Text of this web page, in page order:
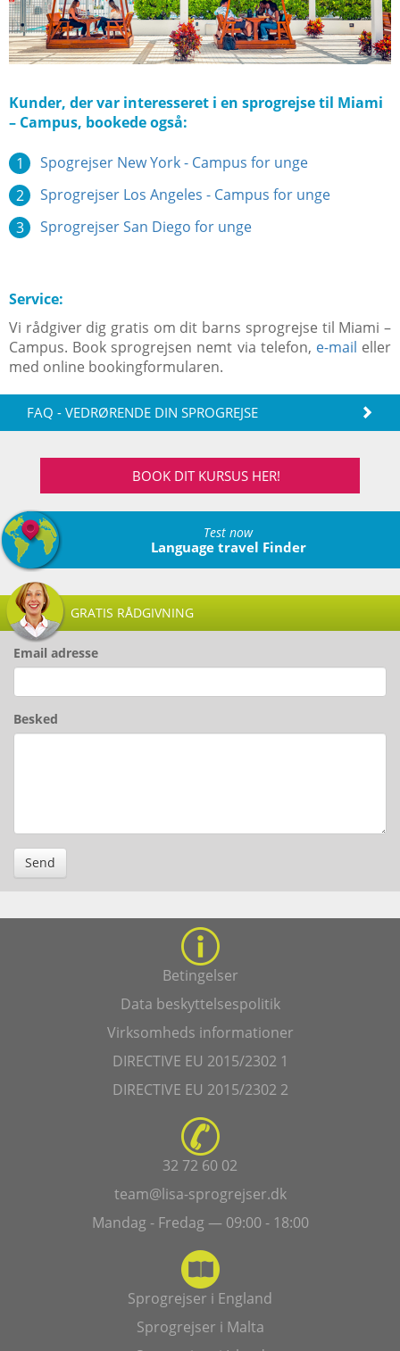
Kunder, der var interesseret i en sprogrejse til Miami
– Campus, bookede også:
Spogrejser New York - Campus for unge
Sprogrejser Los Angeles - Campus for unge
Sprogrejser San Diego for unge
Service:
Vi rådgiver dig gratis om dit barns sprogrejse til Miami –
Campus. Book sprogrejsen nemt via telefon, e-mail eller
med online bookingformularen.
FAQ - VEDRØRENDE DIN SPROGREJSE
BOOK DIT KURSUS HER!
Test now
Language travel Finder
GRATIS RÅDGIVNING
Email adresse
Besked
Send
Betingelser
Data beskyttelsespolitik
Virksomheds informationer
DIRECTIVE EU 2015/2302 1
DIRECTIVE EU 2015/2302 2
32 72 60 02
team@lisa-sprogrejser.dk
Mandag - Fredag — 09:00 - 18:00
Sprogrejser i England
Sprogrejser i Malta